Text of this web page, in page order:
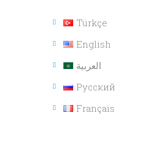
Türkçe
English
العربية
Русский
Français